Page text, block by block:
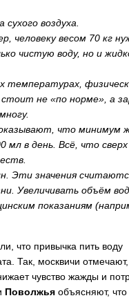
воздуха.
человеку весом 70 кг
чистую воду, но и
температурах,
не «по норме», а
что минимум
мл в день. Всё, что
Эти значения
Увеличивать объём
показаниям
что привычка пить воду
Так, москвичи отмечают,
чувство жажды и
Поволжья объясняют, что